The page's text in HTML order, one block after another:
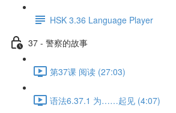
HSK 3.36 Language Player
37 - 警察的故事
第37课 阅读 (27:03)
语法6.37.1 为……起见 (4:07)